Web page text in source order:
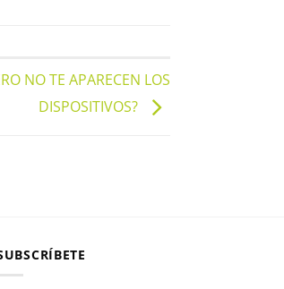
NO TE APARECEN LOS
DISPOSITIVOS?